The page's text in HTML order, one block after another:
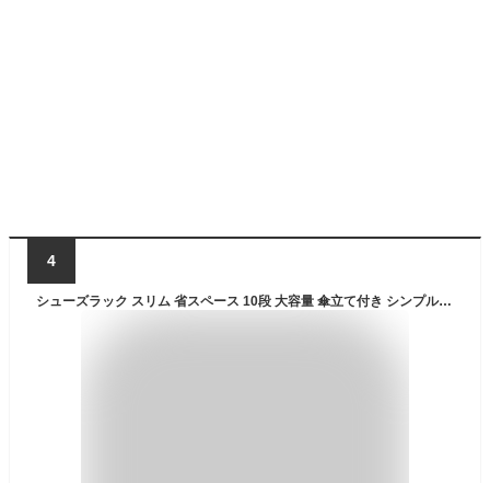
4
シューズラック スリム 省スペース 10段 大容量 傘立て付き シンプル ブラック ホワイト グレー ブラウン 黒 白 おしゃれ シューズボックス コンパクト 2列 薄型 玄関収納 一人暮らし【送料無料】